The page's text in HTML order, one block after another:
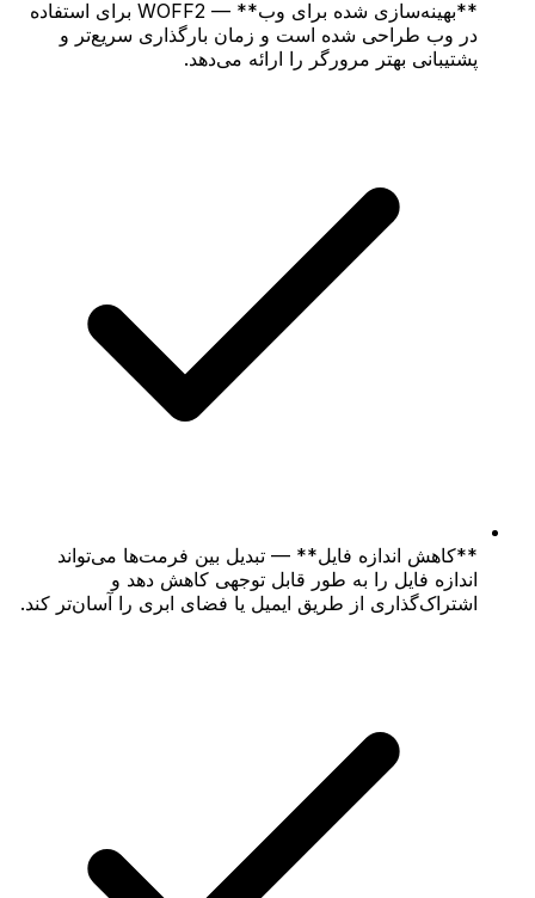
**بهینه‌سازی شده برای وب** — WOFF2 برای استفاده
در وب طراحی شده است و زمان بارگذاری سریع‌تر و
پشتیبانی بهتر مرورگر را ارائه می‌دهد.
**کاهش اندازه فایل** — تبدیل بین فرمت‌ها می‌تواند
اندازه فایل را به طور قابل توجهی کاهش دهد و
اشتراک‌گذاری از طریق ایمیل یا فضای ابری را آسان‌تر کند.